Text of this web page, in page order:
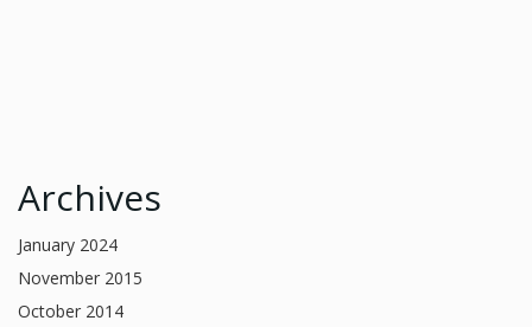
Archives
January 2024
November 2015
October 2014